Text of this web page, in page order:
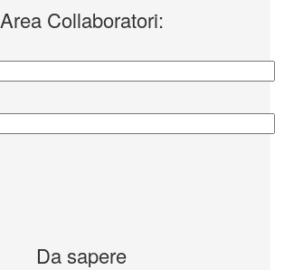
Area Collaboratori:
Da sapere